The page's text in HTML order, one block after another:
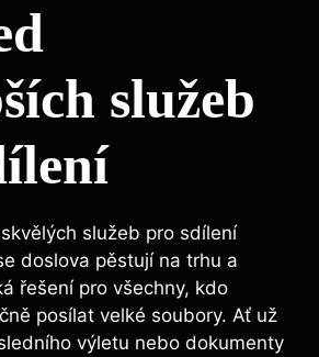
služeb
služeb pro sdílení
doslova pěstují na trhu‍ a
řešení pro všechny,⁢ kdo
posílat velké soubory. Ať už
výletu ⁤nebo dokumenty